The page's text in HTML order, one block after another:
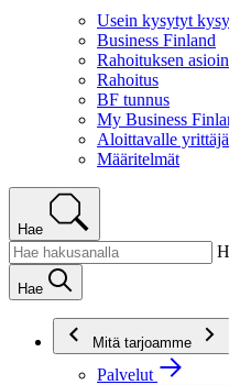
Usein kysytyt
Business Finland
Rahoituksen
Rahoitus
BF tunnus
My Business
Aloittavalle
Määritelmät
Hae
Hae
Mitä tarjoamme
Palvelut